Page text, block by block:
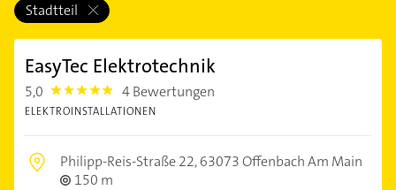
Stadtteil
EasyTec Elektrotechnik
5,0 5.0 4 Bewertungen
ELEKTROINSTALLATIONEN
Philipp-Reis-Straße 22,63073 Offenbach Am Main
150 m